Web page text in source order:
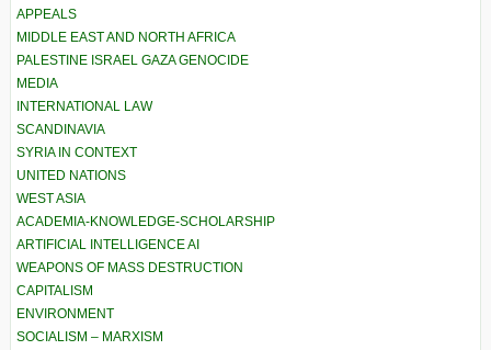
APPEALS
MIDDLE EAST AND NORTH AFRICA
PALESTINE ISRAEL GAZA GENOCIDE
MEDIA
INTERNATIONAL LAW
SCANDINAVIA
SYRIA IN CONTEXT
UNITED NATIONS
WEST ASIA
ACADEMIA-KNOWLEDGE-SCHOLARSHIP
ARTIFICIAL INTELLIGENCE AI
WEAPONS OF MASS DESTRUCTION
CAPITALISM
ENVIRONMENT
SOCIALISM – MARXISM